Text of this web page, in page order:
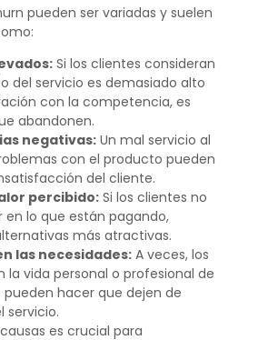
pueden ser variadas y suelen
Si los clientes consideran
del servicio es demasiado alto
con la competencia, es
abandonen.
negativas:Un mal servicio al
con el producto pueden
del cliente.
percibido:Si los clientes no
en lo que están pagando,
más atractivas.
las necesidades:A veces, los
la vida personal o profesional de
pueden hacer que dejen de
servicio.
es crucial para